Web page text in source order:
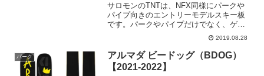
サロモンのTNTは、NFX同様にパークや
パイプ向きのエントリーモデルスキー板
です。パークやパイプだけでなく、ゲレ
ンデも楽しみたいという欲張りなエント
リーユーザーには最適な1本と言えます。
ジュニアモデルも用意されているので、
未来のフリースキ...
2019.08.28
パーク
アルマダ ビードッグ（BDOG）
【2021-2022】